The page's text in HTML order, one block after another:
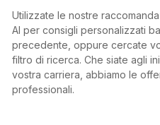
Utilizzate le nostre
AI per consigli personalizzati
precedente, oppure cercate
filtro di ricerca. Che siate agli
vostra carriera, abbiamo le
professionali.